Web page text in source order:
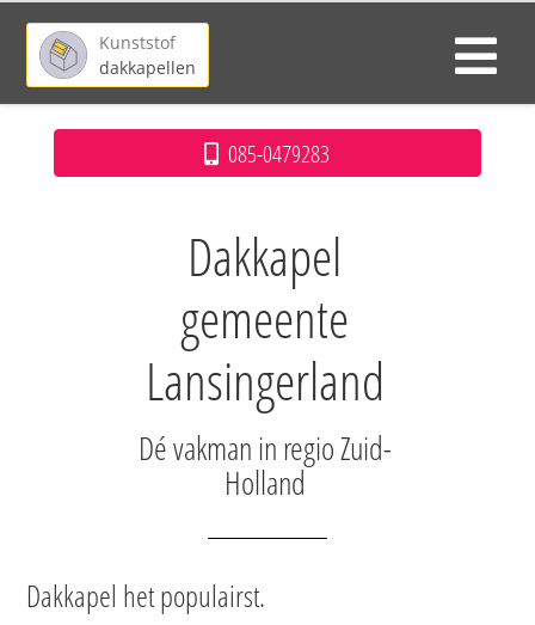
Kunststof
dakkapellen
085-0479283
Dakkapel
gemeente
Lansingerland
Dé vakman in regio Zuid-
Holland
Dakkapel het populairst.